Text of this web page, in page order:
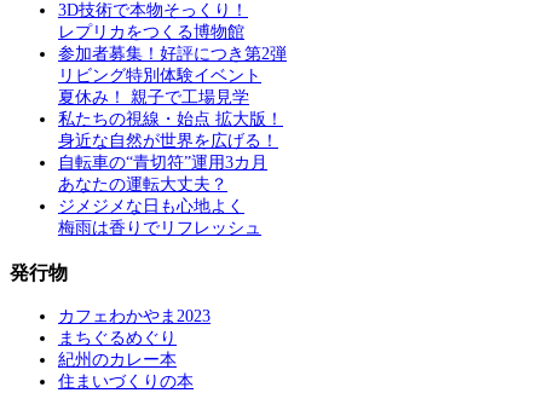
3D技術で本物そっくり！
レプリカをつくる博物館
参加者募集！好評につき第2弾
リビング特別体験イベント
夏休み！ 親子で工場見学
私たちの視線・始点 拡大版！
身近な自然が世界を広げる！
自転車の“青切符”運用3カ月
あなたの運転大丈夫？
ジメジメな日も心地よく
梅雨は香りでリフレッシュ
発行物
カフェわかやま2023
まちぐるめぐり
紀州のカレー本
住まいづくりの本